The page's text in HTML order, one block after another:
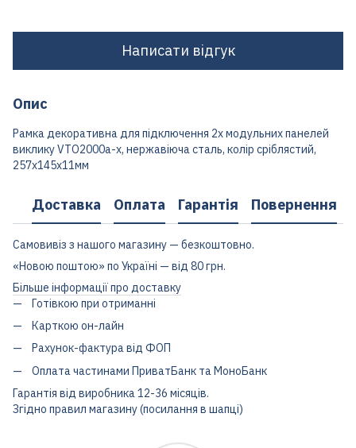
Написати відгук
Опис
Рамка декоративна для підключення 2х модульних панелей
виклику VTO2000a-x, нержавіюча сталь, колір сріблястий,
257х145х11мм
Доставка Оплата Гарантія Повернення
Самовивіз з нашого магазину — безкоштовно.
«Новою поштою» по Україні — від 80 грн.
Більше інформації про доставку
Готівкою при отриманні
Карткою он-лайн
Рахунок-фактура від ФОП
Оплата частинами ПриватБанк та МоноБанк
Гарантія від виробника 12-36 місяців.
Згідно правил магазину (посилання в шапці)